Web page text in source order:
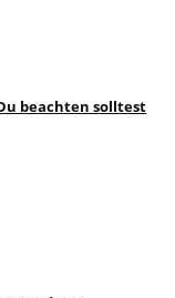
beachten solltest